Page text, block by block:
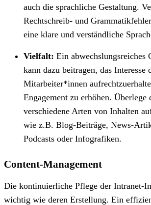
auch die sprachliche Gestaltung.
Rechtschreib- und
eine klare und verständliche
Vielfalt: Ein abwechslungsreiches
kann dazu beitragen, das Interesse
Mitarbeiter*innen
Engagement zu erhöhen. Überlege
verschiedene Arten von Inhalten
wie z.B. Blog-Beiträge, News-
Podcasts oder Infografiken.
Content-Management
Die kontinuierliche Pflege der Intranet-
wichtig wie deren Erstellung. Ein